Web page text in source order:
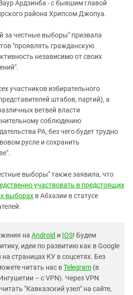
Ардзинба - с бывшим главой
района Хрипсом Джопуа.
за честные выборы" призвала
"проявлять гражданскую
независимо от своих
участников избирательного
штабов, партий), а
ветвей власти
соблюдению
РА, без чего будет трудно
русле и сохранить
выборы" также заявила, что
участвовать в предстоящих
выборах в Абхазии в статусе
на Android и IOS! Будем
идеи по развитию как в Google
страницах КУ в соцсетях. Без
читать нас вTelegram (в
– с VPN). Через VPN
"Кавказский узел" на сайте,